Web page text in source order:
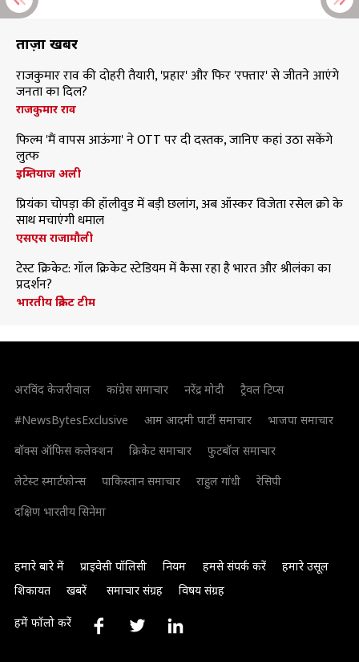
ताज़ा खबरें
राजकुमार राव की दोहरी तैयारी, 'प्रहार' और फिर 'रफ्तार' से जीतने आएंगे
जनता का दिल?
राजकुमार राव
फिल्म 'मैं वापस आऊंगा' ने OTT पर दी दस्तक, जानिए कहां उठा सकेंगे
लुत्फ
इम्तियाज अली
प्रियंका चोपड़ा की हॉलीवुड में बड़ी छलांग, अब ऑस्कर विजेता रसेल क्रो के
साथ मचाएंगी धमाल
एसएस राजामौली
टेस्ट क्रिकेट: गॉल क्रिकेट स्टेडियम में कैसा रहा है भारत और श्रीलंका का
प्रदर्शन?
भारतीय क्रिकेट टीम
अरविंद केजरीवाल कांग्रेस समाचार नरेंद्र मोदी
ट्रैवल टिप्स
#NewsBytesExclusive
आम आदमी पार्टी समाचार
भाजपा समाचार
बॉक्स ऑफिस कलेक्शन
क्रिकेट समाचार
फुटबॉल समाचार
लेटेस्ट स्मार्टफोन्स
पाकिस्तान समाचार राहुल गांधी
रेसिपी
दक्षिण भारतीय सिनेमा
हमारे बारे में प्राइवेसी पॉलिसी नियम हमसे संपर्क करें
हमारे उसूल
शिकायत
खबरें समाचार संग्रह विषय संग्रह
हमें फॉलो करें